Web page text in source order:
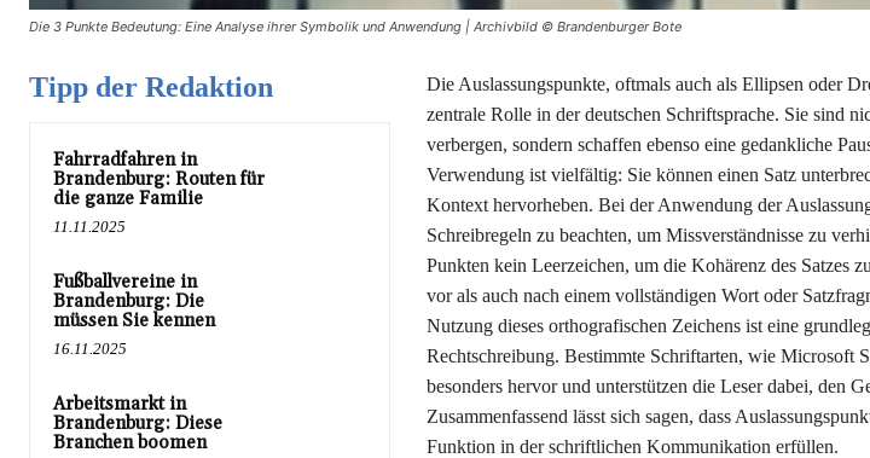
Die 3 Punkte Bedeutung: Eine Analyse ihrer Symbolik und Anwendung | Archivbild © Brandenburger Bote
Tipp der Redaktion
Fahrradfahren in
Brandenburg: Routen für
die ganze Familie
11.11.2025
Fußballvereine in
Brandenburg: Die
müssen Sie kennen
16.11.2025
Arbeitsmarkt in
Brandenburg: Diese
Branchen boomen
Die Auslassungspunkte, oftmals auch als Ellipsen oder
zentrale Rolle in der deutschen Schriftsprache. Sie sind
verbergen, sondern schaffen ebenso eine gedankliche
Verwendung ist vielfältig: Sie können einen Satz
Kontext hervorheben. Bei der Anwendung der
Schreibregeln zu beachten, um Missverständnisse zu
Punkten kein Leerzeichen, um die Kohärenz des Satzes
vor als auch nach einem vollständigen Wort oder
Nutzung dieses orthografischen Zeichens ist eine
Rechtschreibung. Bestimmte Schriftarten, wie Microsoft
besonders hervor und unterstützen die Leser dabei, den
Zusammenfassend lässt sich sagen, dass
Funktion in der schriftlichen Kommunikation erfüllen.